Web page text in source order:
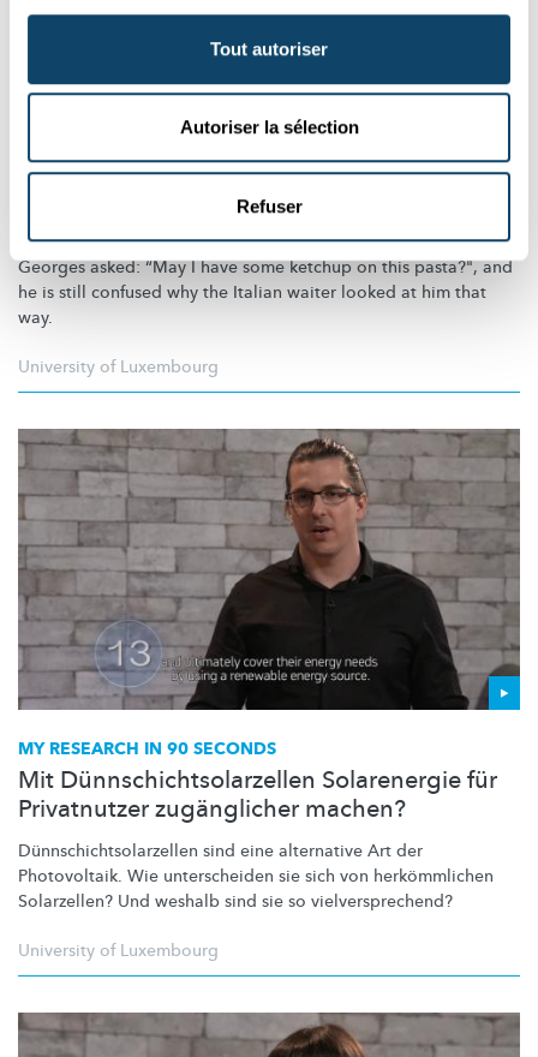
Tout autoriser
Autoriser la sélection
Refuser
MY RESEARCH IN 90 SECONDS
Analysing cultural intelligence in the
Georges asked: “May I have some ketchup on this pasta?", and
he is still confused why the Italian waiter looked at him that
way.
University of Luxembourg
MY RESEARCH IN 90 SECONDS
Mit Dünnschichtsolarzellen Solarenergie für
Privatnutzer zugänglicher machen?
Dünnschichtsolarzellen sind eine alternative Art der
Photovoltaik. Wie unterscheiden sie sich von herkömmlichen
Solarzellen? Und weshalb sind sie so vielversprechend?
University of Luxembourg